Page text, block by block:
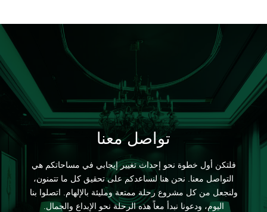
تواصل معنا
فلتكن أول خطوة نحو إحداث تغيير إيجابي في مساحاتكم هي
التواصل معنا. نحن هنا لنساعدكم على تحقيق كل ما تتمنون،
ولنجعل من كل مشروع رحلة ممتعة ومليئة بالإلهام. اتصلوا بنا
اليوم، ودعونا نبدأ معاً هذه الرحلة نحو الإبداع والجمال.